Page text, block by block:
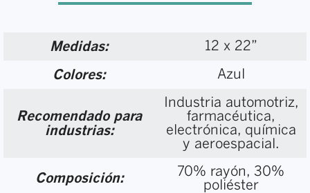
Medidas: 12 x 22”
Colores: Azul
Recomendado para
industrias:
Industria automotriz,
farmacéutica,
electrónica, química
y aeroespacial.
Composición:
70% rayón, 30%
poliéster